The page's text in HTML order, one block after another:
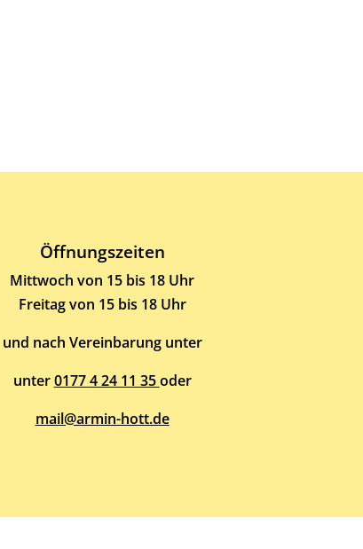
Öffnungszeiten
Mittwoch von 15 bis 18 Uhr
Freitag von 15 bis 18 Uhr
und nach Vereinbarung unter
unter0177 4 24 11 35oder
mail@armin-hott.de